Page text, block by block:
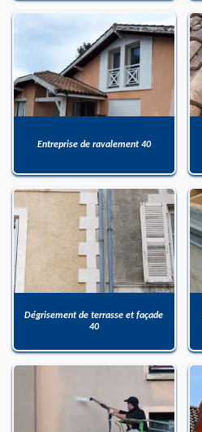
Entreprise de ravalement 40
Dégrisement de terrasse et façade
40